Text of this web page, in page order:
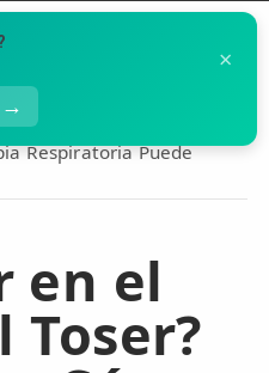
23 63
clínicas
el Tórax al Toser?
Respiratoria Puede
en el
Toser?
×
→